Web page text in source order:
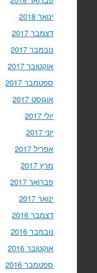
ינואר 2018
דצמבר 2017
נובמבר 2017
אוקטובר 2017
ספטמבר 2017
אוגוסט 2017
יולי 2017
יוני 2017
אפריל 2017
מרץ 2017
פברואר 2017
ינואר 2017
דצמבר 2016
נובמבר 2016
אוקטובר 2016
ספטמבר 2016